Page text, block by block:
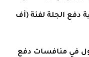
دفع الجلة لفئة (أف
في منافسات دفع